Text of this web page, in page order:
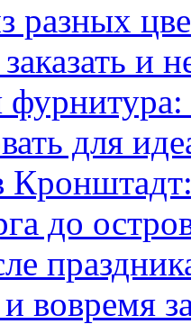
разных
и
для
до
и вовремя